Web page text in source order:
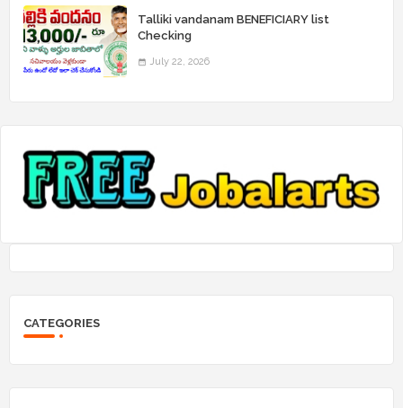
Talliki vandanam BENEFICIARY list
Checking
July 22, 2026
CATEGORIES